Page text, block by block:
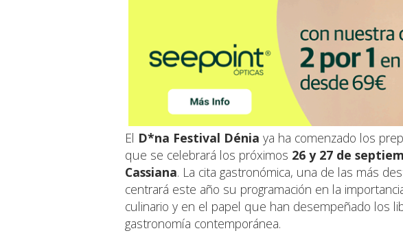
El D*na Festival Dénia ya ha comenzado los
que se celebrará los próximos 26 y 27 de
Cassiana. La cita gastronómica, una de las más
centrará este año su programación en la
culinario y en el papel que han desempeñado los
gastronomía contemporánea.